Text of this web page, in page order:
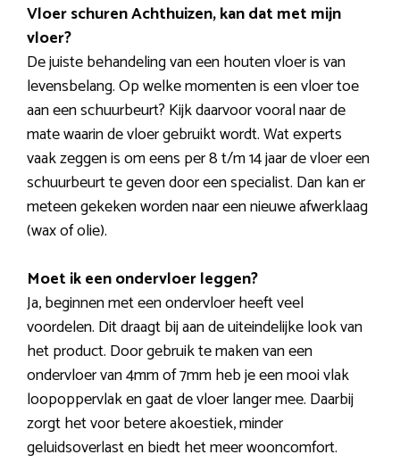
Vloer schuren Achthuizen, kan dat met mijn
vloer?
De juiste behandeling van een houten vloer is van
levensbelang. Op welke momenten is een vloer toe
aan een schuurbeurt? Kijk daarvoor vooral naar de
mate waarin de vloer gebruikt wordt. Wat experts
vaak zeggen is om eens per 8 t/m 14 jaar de vloer een
schuurbeurt te geven door een specialist. Dan kan er
meteen gekeken worden naar een nieuwe afwerklaag
(wax of olie).
Moet ik een ondervloer leggen?
Ja, beginnen met een ondervloer heeft veel
voordelen. Dit draagt bij aan de uiteindelijke look van
het product. Door gebruik te maken van een
ondervloer van 4mm of 7mm heb je een mooi vlak
loopoppervlak en gaat de vloer langer mee. Daarbij
zorgt het voor betere akoestiek, minder
geluidsoverlast en biedt het meer wooncomfort.